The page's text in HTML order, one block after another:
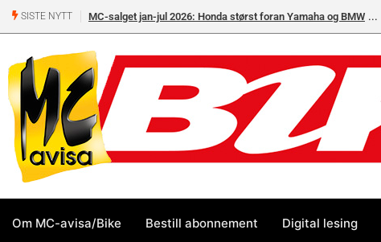
SISTE NYTT MC-salget jan-jul 2026: Honda størst foran Yamaha og BMW
Om MC-avisa/Bike Bestill abonnement Digital lesing